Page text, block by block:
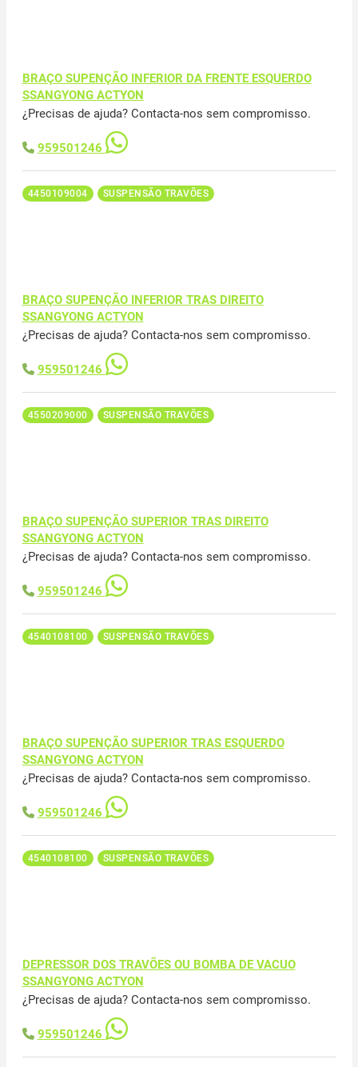
BRAÇO SUPENÇÃO INFERIOR DA FRENTE ESQUERDO
SSANGYONG ACTYON
¿Precisas de ajuda? Contacta-nos sem compromisso.
959501246
4450109004 SUSPENSÃO TRAVÕES
BRAÇO SUPENÇÃO INFERIOR TRAS DIREITO
SSANGYONG ACTYON
¿Precisas de ajuda? Contacta-nos sem compromisso.
959501246
4550209000 SUSPENSÃO TRAVÕES
BRAÇO SUPENÇÃO SUPERIOR TRAS DIREITO
SSANGYONG ACTYON
¿Precisas de ajuda? Contacta-nos sem compromisso.
959501246
4540108100 SUSPENSÃO TRAVÕES
BRAÇO SUPENÇÃO SUPERIOR TRAS ESQUERDO
SSANGYONG ACTYON
¿Precisas de ajuda? Contacta-nos sem compromisso.
959501246
4540108100 SUSPENSÃO TRAVÕES
DEPRESSOR DOS TRAVÕES OU BOMBA DE VACUO
SSANGYONG ACTYON
¿Precisas de ajuda? Contacta-nos sem compromisso.
959501246